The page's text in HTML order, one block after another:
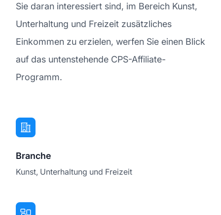
Sie daran interessiert sind, im Bereich Kunst,
Unterhaltung und Freizeit zusätzliches
Einkommen zu erzielen, werfen Sie einen Blick
auf das untenstehende CPS-Affiliate-
Programm.
Branche
Kunst, Unterhaltung und Freizeit